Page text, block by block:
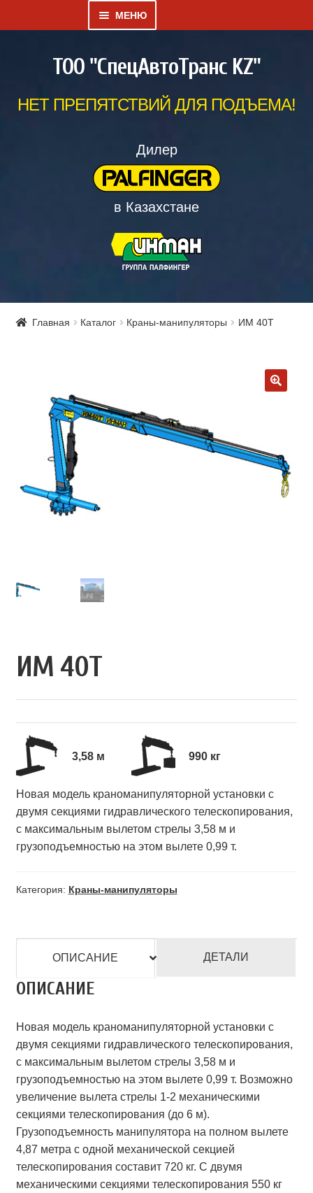
ТОО "СпецАвтоТранс KZ"
НЕТ ПРЕПЯТСТВИЙ ДЛЯ ПОДЪЕМА!
Дилер
в Казахстане
МЕНЮ
вложенное
меню
меню
ДИЛЕРСКИЙ ВЕСТНИК
Главная Каталог Краны-манипуляторы ИМ 40Т
ИМ 40Т
3,58 м 990 кг
Новая модель краноманипуляторной установки с
двумя секциями гидравлического телескопирования,
с максимальным вылетом стрелы 3,58 м и
грузоподъемностью на этом вылете 0,99 т.
Категория: Краны-манипуляторы
ОПИСАНИЕ ДЕТАЛИ
ОПИСАНИЕ
Новая модель краноманипуляторной установки с
двумя секциями гидравлического телескопирования,
с максимальным вылетом стрелы 3,58 м и
грузоподъемностью на этом вылете 0,99 т. Возможно
увеличение вылета стрелы 1-2 механическими
секциями телескопирования (до 6 м).
Грузоподъемность манипулятора на полном вылете
4,87 метра с одной механической секцией
телескопирования составит 720 кг. С двумя
механическими секциями телескопирования 550 кг